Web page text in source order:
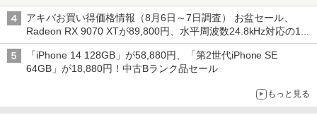
アキバお買い得価格情報（8月6日～7日調査） お盆セール、
Radeon RX 9070 XTが89,800円、水平周波数24.8kHz対応の17
型モニターが9,801円、暑さ指数連動セール ほか
「iPhone 14 128GB」が58,880円、「第2世代iPhone SE
64GB」が18,880円！中古Bランク品セール
もっと見る